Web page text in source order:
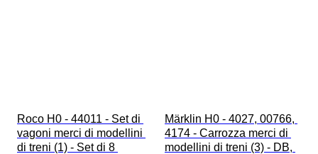
Roco H0 - 44011 - Set di
vagoni merci di modellini
di treni (1) - Set di 8
Märklin H0 - 4027, 00766,
4174 - Carrozza merci di
modellini di treni (3) - DB,